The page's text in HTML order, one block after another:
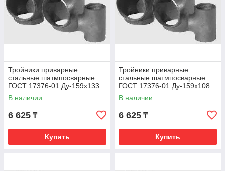
Тройники приварные
стальные шатмпосварные
ГОСТ 17376-01 Ду-159х133
В наличии
6 625 ₸
Купить
Тройники приварные
стальные шатмпосварные
ГОСТ 17376-01 Ду-159х108
В наличии
6 625 ₸
Купить